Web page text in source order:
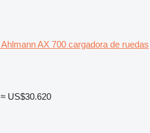
Ahlmann AX 700 cargadora de ruedas
≈ US$30.620